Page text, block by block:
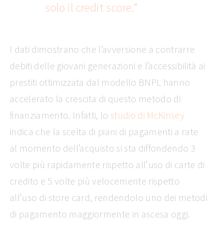
solo il credit score.”
I dati dimostrano che l’avversione a contrarre
debiti delle giovani generazioni e l’accessibilità ai
prestiti ottimizzata dal modello BNPL hanno
accelerato la crescita di questo metodo di
finanziamento. Infatti, lo studio di McKinsey
indica che la scelta di piani di pagamenti a rate
al momento dell’acquisto si sta diffondendo 3
volte più rapidamente rispetto all’uso di carte di
credito e 5 volte più velocemente rispetto
all’uso di store card, rendendolo uno dei metodi
di pagamento maggiormente in ascesa oggi.